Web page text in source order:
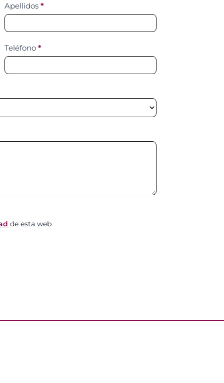
Apellidos *
Teléfono *
de esta web